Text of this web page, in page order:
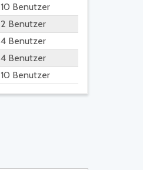
10 Benutzer
2 Benutzer
4 Benutzer
4 Benutzer
10 Benutzer